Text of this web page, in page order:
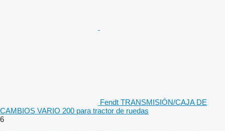
Fendt TRANSMISIÓN/CAJA DE
CAMBIOS VARIO 200 para tractor de ruedas
6